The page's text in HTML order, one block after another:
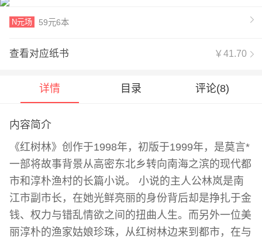
N元场 59元6本
查看对应纸书 ￥41.70
详情 目录 评论(8)
内容简介
《红树林》创作于1998年，初版于1999年，是莫言*
一部将故事背景从高密东北乡转向南海之滨的现代都
市和淳朴渔村的长篇小说。 小说的主人公林岚是南
江市副市长，在她光鲜亮丽的身份背后却是挣扎于金
钱、权力与错乱情欲之间的扭曲人生。而另外一位美
丽淳朴的渔家姑娘珍珠，从红树林边来到都市，在与